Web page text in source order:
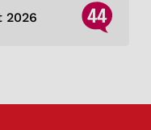
2026 44